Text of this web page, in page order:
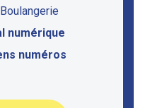
numérique
numéros